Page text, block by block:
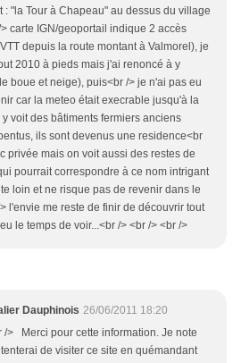
: "la Tour à Chapeau" au dessus du village
carte IGN/geoportail indique 2 accès
depuis la route montant à Valmorel), je
2010 à pieds mais j'ai renoncé à y
boue et neige), puis<br /> je n'ai pas eu
car la meteo était execrable jusqu'à la
voit des bâtiments fermiers anciens
ils sont devenus une residence<br
privée mais on voit aussi des restes de
pourrait correspondre à ce nom intrigant
loin et ne risque pas de revenir dans le
l'envie me reste de finir de découvrir tout
le temps de voir...<br /> <br /> <br />
Dauphinois 26/06/2011 18:20
/> Merci pour cette information. Je note
de visiter ce site en quémandant